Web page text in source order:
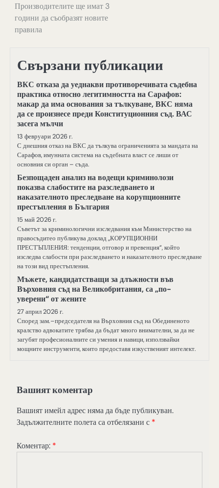
Производителите ще имат 3
години да съобразят новите
правила
Свързани публикации
ВКС отказа да уеднакви противоречивата съдебна
практика относно легитимността на Сарафов:
макар да има основания за тълкуване, ВКС няма
да се произнесе преди Конституционния съд. ВАС
засега мълчи
13 февруари 2026 г.
С днешния отказ на ВКС да тълкува ограниченията за мандата на
Сарафов, имунната система на съдебната власт се лиши от
основния си орган – съда.
Безпощаден анализ на водещи криминолози
показва слабостите на разследването и
наказателното преследване на корупционните
престъпления в България
15 май 2026 г.
Съветът за криминологични изследвания към Министерство на
правосъдитео публикува доклад „КОРУПЦИОННИ
ПРЕСТЪПЛЕНИЯ: тенденции, отговор и превенция“, който
изследва слабости при разследването и наказателното преследване
на този вид престъпления.
Мъжете, кандидатстващи за длъжности във
Върховния съд на Великобритания, са „по-
уверени“ от жените
27 април 2026 г.
Според зам.–председателя на Върховния съд на Обединеното
кралство адвокатите трябва да бъдат много внимателни, за да не
загубят професионалните си умения и навици, използвайки
мощните инструменти, които предоставя изкуственият интелект.
Вашият коментар
Вашият имейл адрес няма да бъде публикуван.
Задължителните полета са отбелязани с *
Коментар: *